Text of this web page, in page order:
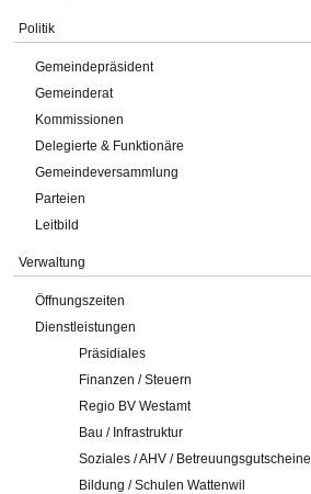
Politik
Gemeindepräsident
Gemeinderat
Kommissionen
Delegierte & Funktionäre
Gemeindeversammlung
Parteien
Leitbild
Verwaltung
Öffnungszeiten
Dienstleistungen
Präsidiales
Finanzen / Steuern
Regio BV Westamt
Bau / Infrastruktur
Soziales / AHV / Betreuungsgutscheine
Bildung / Schulen Wattenwil